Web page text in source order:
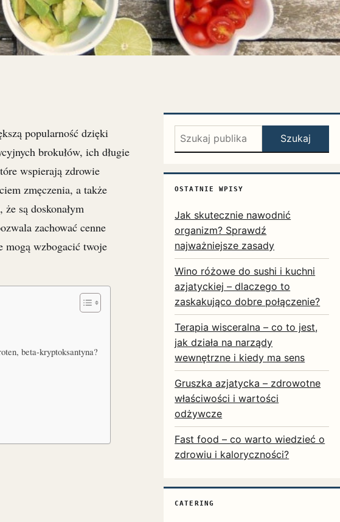
popularność dzięki
brokułów, ich długie
wspierają zdrowie
zmęczenia, a także
są doskonałym
zachować cenne
mogą wzbogacić twoje
beta-kryptoksantyna?
Szukaj: Szukaj
OSTATNIE WPISY
Jak skutecznie nawodnić
organizm? Sprawdź
najważniejsze zasady
Wino różowe do sushi i kuchni
azjatyckiej – dlaczego to
zaskakująco dobre połączenie?
Terapia wisceralna – co to jest,
jak działa na narządy
wewnętrzne i kiedy ma sens
Gruszka azjatycka – zdrowotne
właściwości i wartości
odżywcze
Fast food – co warto wiedzieć o
zdrowiu i kaloryczności?
CATERING